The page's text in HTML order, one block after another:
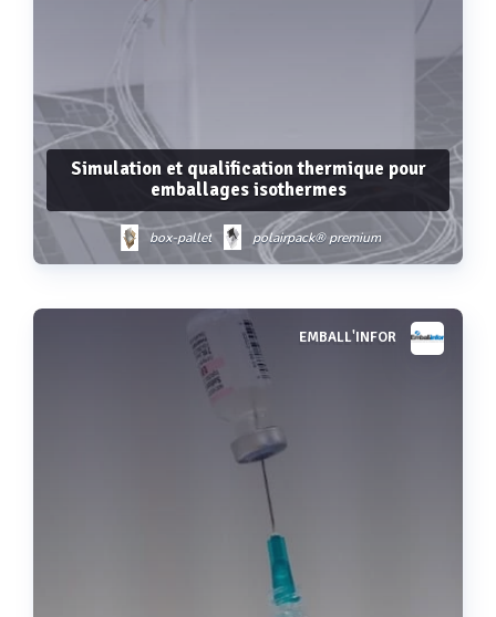
Simulation et qualification thermique pour
emballages isothermes
box-pallet polairpack® premium
polairpack® reutilisable
Voir plus EMBALL'INFOR